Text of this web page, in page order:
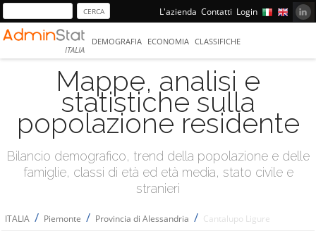
L'azienda Contatti Login
ITALIA
DEMOGRAFIA ECONOMIA CLASSIFICHE
Mappe, analisi e
statistiche sulla
popolazione residente
Bilancio demografico, trend della popolazione e delle
famiglie, classi di età ed età media, stato civile e
stranieri
ITALIA / Piemonte / Provincia di Alessandria / Cantalupo Ligure